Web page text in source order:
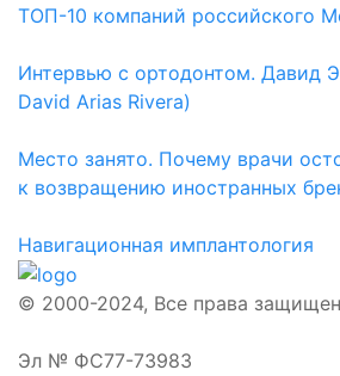
ТОП-10 компаний российского
Интервью с ортодонтом. Давид
David Arias Rivera)
Место занято. Почему врачи
к возвращению иностранных
Навигационная имплантология
© 2000-2024, Все права
Эл № ФС77-73983